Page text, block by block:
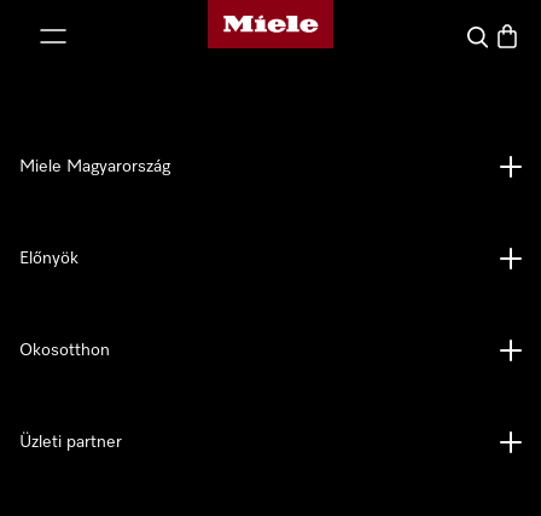
Miele honlapja
Kereses
Miele Magyarország
Előnyök
Okosotthon
Üzleti partner